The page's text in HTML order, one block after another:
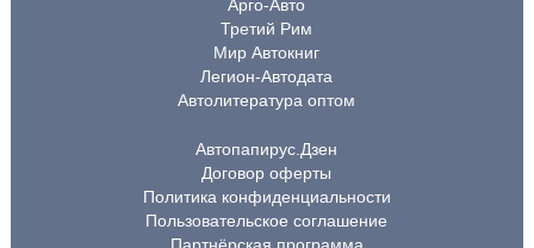
Арго-Авто
Третий Рим
Мир Автокниг
Легион-Автодата
Автолитература оптом
Автопапирус.Дзен
Договор оферты
Политика конфиденциальности
Пользовательское соглашение